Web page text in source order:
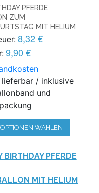
PFERDE
ZUM
MIT HELIUM
8,32 €
9,90 €
/ inklusive
und
WÄHLEN
BIRTHDAY PFERDE
MIT HELIUM